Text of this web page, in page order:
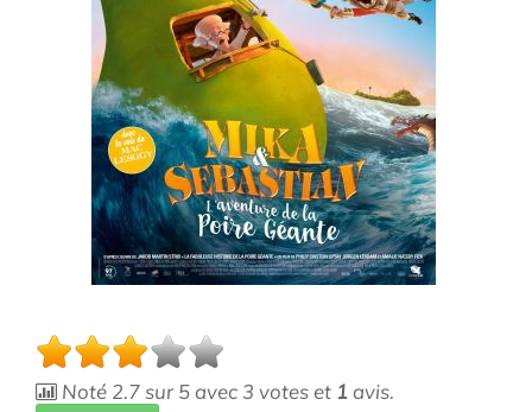
Noté 2.7sur5 avec 3 votes et 1 avis.